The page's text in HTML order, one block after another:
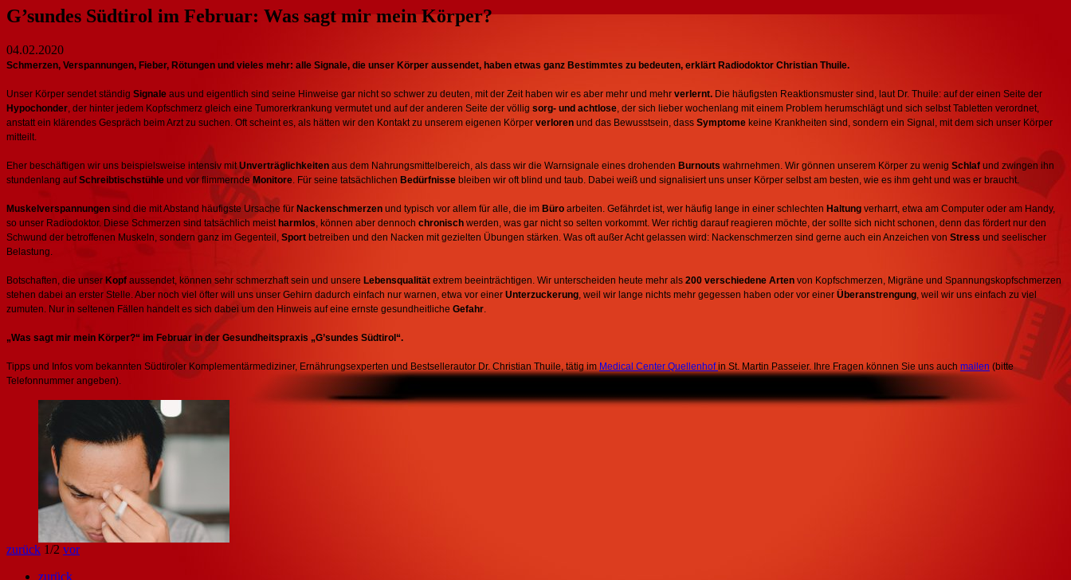
G’sundes Südtirol im Februar: Was sagt mir mein Körper?
04.02.2020
Schmerzen, Verspannungen, Fieber, Rötungen und vieles mehr: alle Signale, die unser Körper aussendet, haben etwas ganz Bestimmtes zu bedeuten, erklärt Radiodoktor Christian Thuile.
Unser Körper sendet ständig Signale aus und eigentlich sind seine Hinweise gar nicht so schwer zu deuten, mit der Zeit haben wir es aber mehr und mehr verlernt. Die häufigsten Reaktionsmuster sind, laut Dr. Thuile: auf der einen Seite der
Hypochonder , der hinter jedem Kopfschmerz gleich eine Tumorerkrankung vermutet und auf der anderen Seite der völlig sorg- und achtlose , der sich lieber wochenlang mit einem Problem herumschlägt und sich selbst Tabletten verordnet,
anstatt ein klärendes Gespräch beim Arzt zu suchen. Oft scheint es, als hätten wir den Kontakt zu unserem eigenen Körper verloren und das Bewusstsein, dass Symptome keine Krankheiten sind, sondern ein Signal, mit dem sich unser Körper
mitteilt.
Eher beschäftigen wir uns beispielsweise intensiv mitUnverträglichkeiten aus dem Nahrungsmittelbereich, als dass wir die Warnsignale eines drohenden Burnouts wahrnehmen. Wir gönnen unserem Körper zu wenig Schlaf und zwingen ihn
stundenlang aufSchreibtischstühle und vor flimmerndeMonitore . Für seine tatsächlichen Bedürfnisse bleiben wir oft blind und taub. Dabei weiß und signalisiert uns unser Körper selbst am besten, wie es ihm geht und was er braucht.
Muskelverspannungen sind die mit Abstand häufigste Ursache für Nackenschmerzen und typisch vor allem für alle, die im Büro arbeiten. Gefährdet ist, wer häufig lange in einer schlechten Haltung verharrt, etwa am Computer oder am Handy,
so unser Radiodoktor. Diese Schmerzen sind tatsächlich meist harmlos , können aber dennoch chronisch werden, was gar nicht so selten vorkommt. Wer richtig darauf reagieren möchte, der sollte sich nicht schonen, denn das fördert nur den
Schwund der betroffenen Muskeln, sondern ganz im Gegenteil, Sport betreiben und den Nacken mit gezielten Übungen stärken. Was oft außer Acht gelassen wird: Nackenschmerzen sind gerne auch ein Anzeichen von Stress und seelischer
Belastung.
Botschaften, die unser Kopf aussendet, können sehr schmerzhaft sein und unsere Lebensqualität extrem beeinträchtigen. Wir unterscheiden heute mehr als 200 verschiedene Arten von Kopfschmerzen, Migräne und Spannungskopfschmerzen
stehen dabei an erster Stelle. Aber noch viel öfter will uns unser Gehirn dadurch einfach nur warnen, etwa vor einer Unterzuckerung , weil wir lange nichts mehr gegessen haben oder vor einer Überanstrengung , weil wir uns einfach zu viel
zumuten. Nur in seltenen Fällen handelt es sich dabei um den Hinweis auf eine ernste gesundheitliche Gefahr
„Was sagt mir mein Körper?“ im Februar in der Gesundheitspraxis „G’sundes Südtirol“.
Tipps und Infos vom bekannten Südtiroler Komplementärmediziner, Ernährungsexperten und Bestsellerautor Dr. Christian Thuile, tätig im Medical Center Quellenhofin St. Martin Passeier. Ihre Fragen können Sie uns auch mailen (bitte
Telefonnummer angeben).
zurück 1/2 vor
zurück